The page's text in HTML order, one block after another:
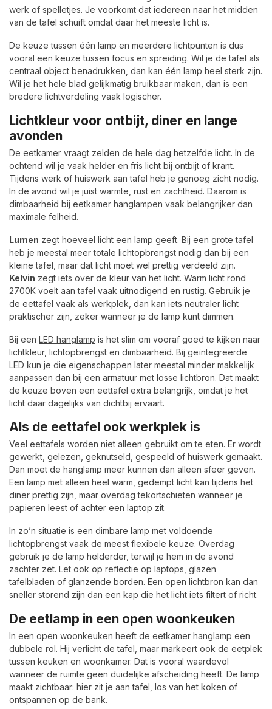
werk of spelletjes. Je voorkomt dat iedereen naar het midden
van de tafel schuift omdat daar het meeste licht is.
De keuze tussen één lamp en meerdere lichtpunten is dus
vooral een keuze tussen focus en spreiding. Wil je de tafel als
centraal object benadrukken, dan kan één lamp heel sterk zijn.
Wil je het hele blad gelijkmatig bruikbaar maken, dan is een
bredere lichtverdeling vaak logischer.
Lichtkleur voor ontbijt, diner en lange
avonden
De eetkamer vraagt zelden de hele dag hetzelfde licht. In de
ochtend wil je vaak helder en fris licht bij ontbijt of krant.
Tijdens werk of huiswerk aan tafel heb je genoeg zicht nodig.
In de avond wil je juist warmte, rust en zachtheid. Daarom is
dimbaarheid bij eetkamer hanglampen vaak belangrijker dan
maximale felheid.
Lumen zegt hoeveel licht een lamp geeft. Bij een grote tafel
heb je meestal meer totale lichtopbrengst nodig dan bij een
kleine tafel, maar dat licht moet wel prettig verdeeld zijn.
Kelvin zegt iets over de kleur van het licht. Warm licht rond
2700K voelt aan tafel vaak uitnodigend en rustig. Gebruik je
de eettafel vaak als werkplek, dan kan iets neutraler licht
praktischer zijn, zeker wanneer je de lamp kunt dimmen.
Bij een LED hanglamp is het slim om vooraf goed te kijken naar
lichtkleur, lichtopbrengst en dimbaarheid. Bij geïntegreerde
LED kun je die eigenschappen later meestal minder makkelijk
aanpassen dan bij een armatuur met losse lichtbron. Dat maakt
de keuze boven een eettafel extra belangrijk, omdat je het
licht daar dagelijks van dichtbij ervaart.
Als de eettafel ook werkplek is
Veel eettafels worden niet alleen gebruikt om te eten. Er wordt
gewerkt, gelezen, geknutseld, gespeeld of huiswerk gemaakt.
Dan moet de hanglamp meer kunnen dan alleen sfeer geven.
Een lamp met alleen heel warm, gedempt licht kan tijdens het
diner prettig zijn, maar overdag tekortschieten wanneer je
papieren leest of achter een laptop zit.
In zo’n situatie is een dimbare lamp met voldoende
lichtopbrengst vaak de meest flexibele keuze. Overdag
gebruik je de lamp helderder, terwijl je hem in de avond
zachter zet. Let ook op reflectie op laptops, glazen
tafelbladen of glanzende borden. Een open lichtbron kan dan
sneller storend zijn dan een kap die het licht iets filtert of richt.
De eetlamp in een open woonkeuken
In een open woonkeuken heeft de eetkamer hanglamp een
dubbele rol. Hij verlicht de tafel, maar markeert ook de eetplek
tussen keuken en woonkamer. Dat is vooral waardevol
wanneer de ruimte geen duidelijke afscheiding heeft. De lamp
maakt zichtbaar: hier zit je aan tafel, los van het koken of
ontspannen op de bank.